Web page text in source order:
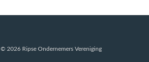
© 2026 Ripse Ondernemers Vereniging